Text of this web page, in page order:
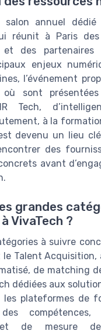
salon annuel dédié
réunit à Paris
et des partenaires
enjeux
l’événement
sont
Tech,
à la
devenu un lieu
des
avant
grandes
VivaTech ?
à suivre
Talent Acquisition,
de matching
dédiées aux
les plateformes de
des
et de mesure de